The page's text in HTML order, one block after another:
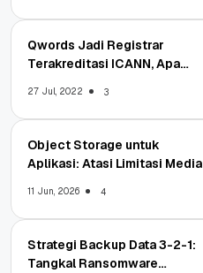
Qwords Jadi Registrar
Terakreditasi ICANN, Apa
27 Jul, 2022 3
Object Storage untuk
Aplikasi: Atasi Limitasi Media
11 Jun, 2026 4
Strategi Backup Data 3-2-1:
Tangkal Ransomware